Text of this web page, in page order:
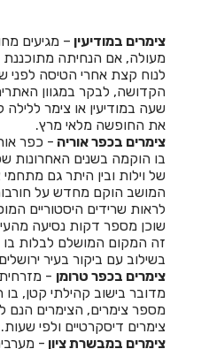
צימרים במודיעין – מגיעים
מעולה, אם הנחיתה מתוכננת
לנוח קצת אחרי הטיסה
הקדושה, לבקר במגוון
שעה במודיעין או צימר
את החופשה מלאי מרץ.
צימרים בכפר אוריה - כפר
בו הוקמה בשנים האחרונות
של וילות ובין היתר גם מתחמי
המושב הוקם מחדש על חורבות
לראות שרידים היסטוריים
שוכן מספר דקות נסיעה
זה המקום המושלם לבלות בו
בשילוב עם ביקור בעיר
צימרים בכפר טרומן - מזרחית
מדובר בישוב קהילתי קטן, בו
מספר צימרים, הצימרים הנם
צימרים דיסקרטיים ולפי שעות.
צימרים במבשרת ציון -